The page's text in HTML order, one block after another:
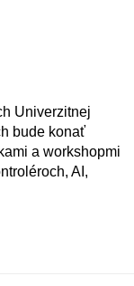
Univerzitnej
bude konať
a workshopmi
AI,